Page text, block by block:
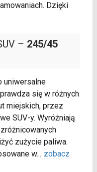
Dzięki
– 245/45
uniwersalne
się w różnych
miejskich, przez
SUV-y. Wyróżniają
zużycie paliwa.
w... zobacz